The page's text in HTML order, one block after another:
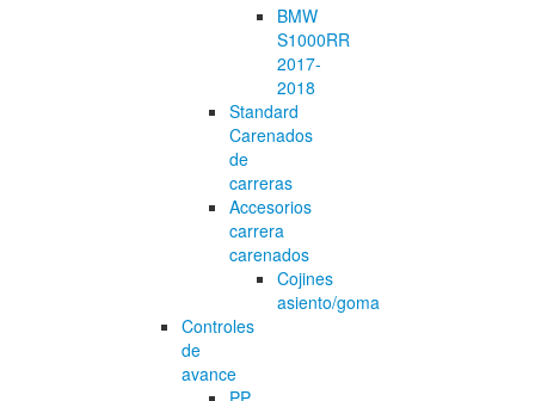
BMW
S1000RR
2017-
2018
Standard
Carenados
de
carreras
Accesorios
carrera
carenados
Cojines
asiento/goma
Controles
de
avance